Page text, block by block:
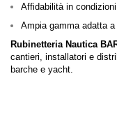
Affidabilità in
Ampia gamma adatta
Rubinetteria Nautica
cantieri, installatori e
barche e yacht.